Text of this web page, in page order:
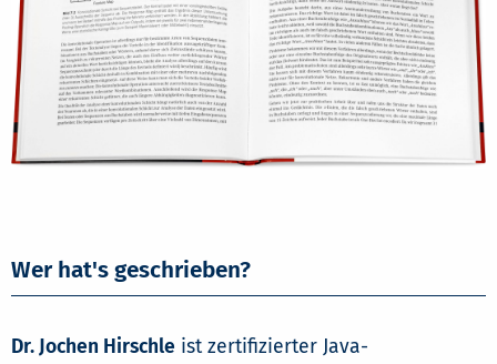
Wer hat's geschrieben?
Dr. Jochen Hirschle ist zertifizierter Java-